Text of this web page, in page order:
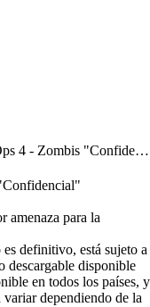
4 - Zombis "Confidencial"
amenaza para la
definitivo, está sujeto a
descargable disponible
en todos los países, y
dependiendo de la